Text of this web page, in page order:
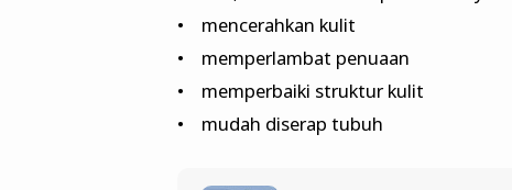
• mencerahkan kulit
• memperlambat penuaan
• memperbaiki struktur kulit
• mudah diserap tubuh